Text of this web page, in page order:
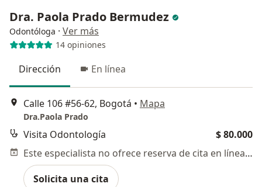
Dra. Paola Prado Bermudez
Odontóloga · Ver más
14 opiniones
Dirección En línea
Calle 106 #56-62, Bogotá • Mapa
Dra.Paola Prado
Visita Odontología
$ 80.000
Este especialista no ofrece reserva de cita en línea en esta dirección.
Solicita una cita